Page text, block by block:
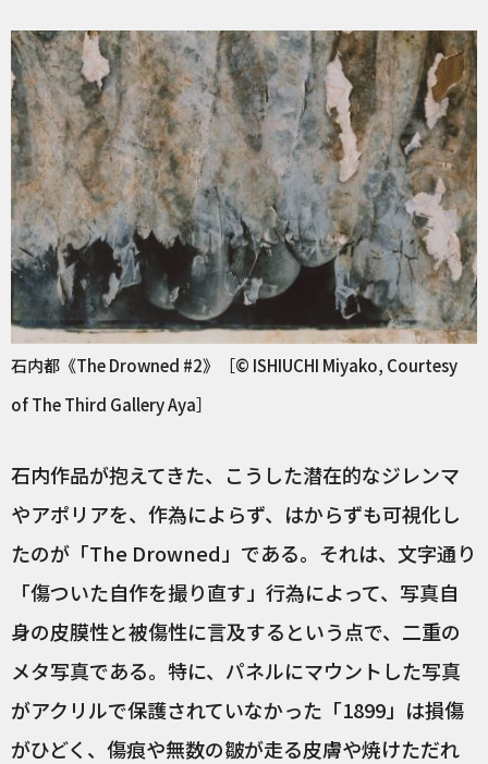
石内都《The Drowned #2》［© ISHIUCHI Miyako, Courtesy
of The Third Gallery Aya］
石内作品が抱えてきた、こうした潜在的なジレンマ
やアポリアを、作為によらず、はからずも可視化し
たのが「The Drowned」である。それは、文字通り
「傷ついた自作を撮り直す」行為によって、写真自
身の皮膜性と被傷性に言及するという点で、二重の
メタ写真である。特に、パネルにマウントした写真
がアクリルで保護されていなかった「1899」は損傷
がひどく、傷痕や無数の皺が走る皮膚や焼けただれ